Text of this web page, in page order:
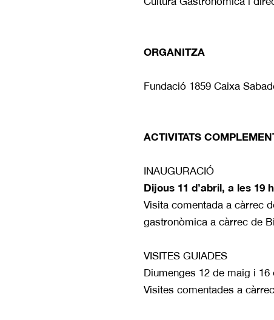
ORGANITZA
Fundació 1859 Caixa
ACTIVITATS
INAUGURACIÓ
Dijous 11 d’abril, a les 19 h
Visita comentada a càrrec
gastronòmica a càrrec de
VISITES GUIADES
Diumenges 12 de maig i 16
Visites comentades a